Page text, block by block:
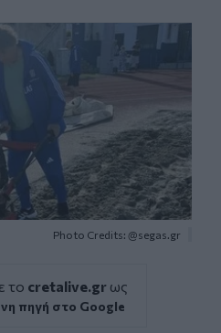
Photo Credits: @segas.gr
το cretalive.gr ως
πηγή στο Google